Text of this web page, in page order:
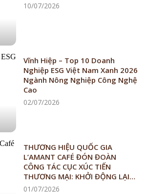
10/07/2026
Vĩnh Hiệp – Top 10 Doanh
Nghiệp ESG Việt Nam Xanh 2026
Ngành Nông Nghiệp Công Nghệ
Cao
02/07/2026
THƯƠNG HIỆU QUỐC GIA
L’AMANT CAFÉ ĐÓN ĐOÀN
CÔNG TÁC CỤC XÚC TIẾN
THƯƠNG MẠI: KHỞI ĐỘNG LẠI
CHIẾN LƯỢC CÀ PHÊ VIỆT NAM
01/07/2026